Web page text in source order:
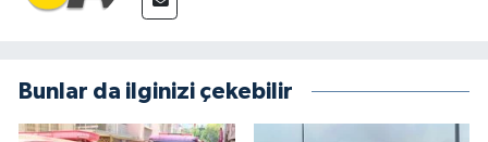
Bunlar da ilginizi çekebilir